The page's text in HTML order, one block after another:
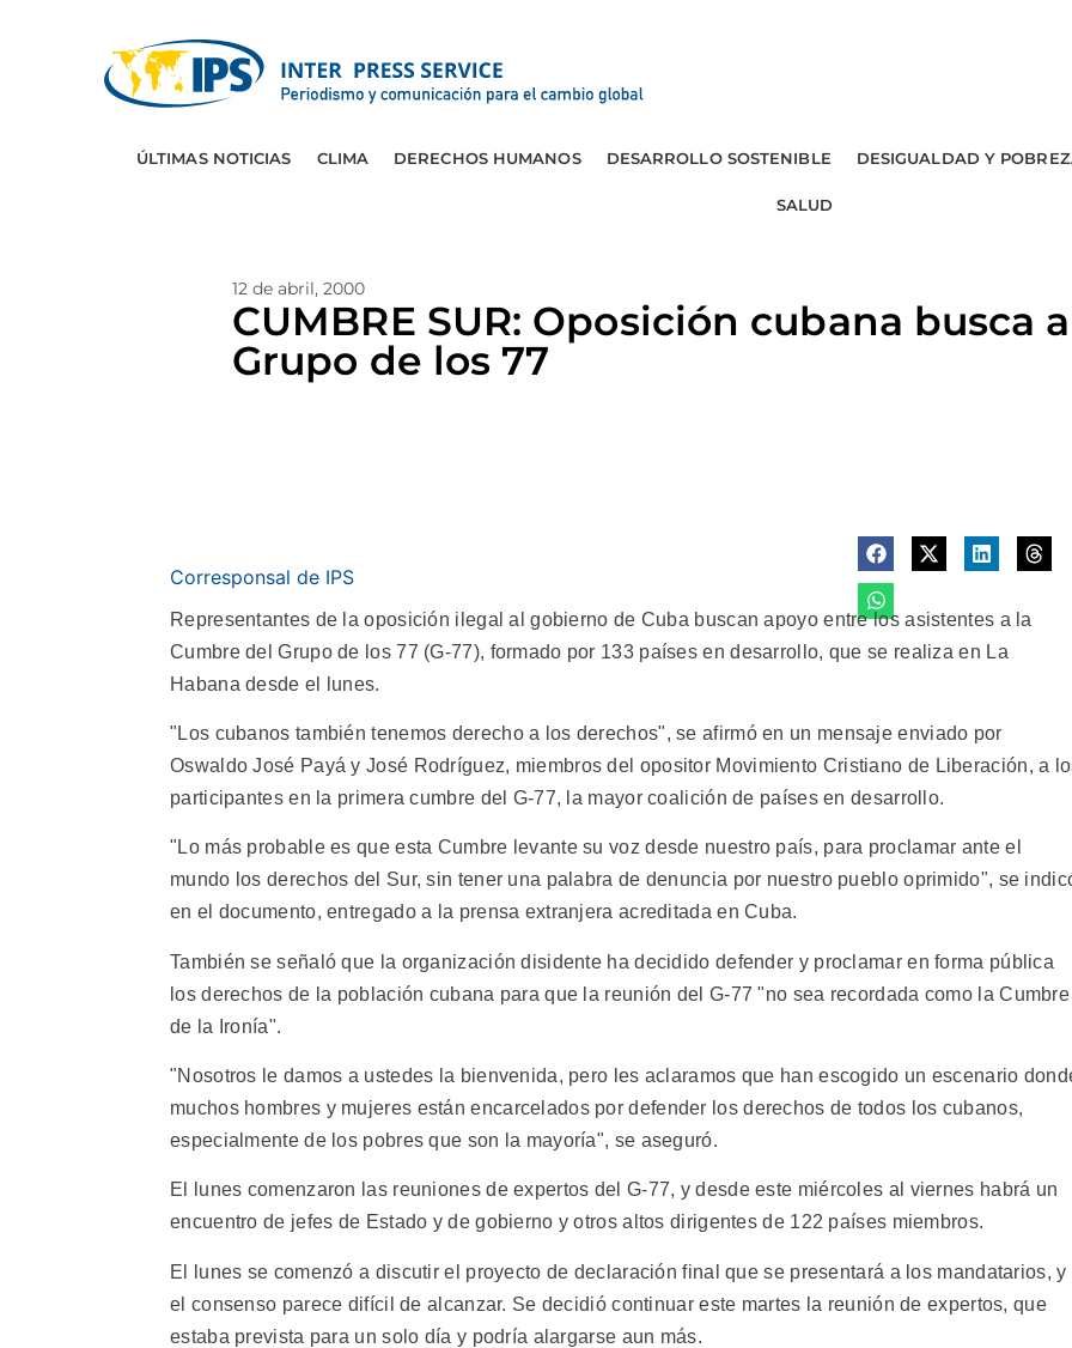
ÚLTIMAS NOTICIAS CLIMA DERECHOS HUMANOS DESARROLLO SOSTENIBLE DESIGUALDAD Y
SALUD
12 de abril, 2000
CUMBRE SUR: Oposición cubana busca
Grupo de los 77
Corresponsal de IPS
Representantes de la oposición ilegal al gobierno de Cuba buscan apoyo entre los asistentes a la
Cumbre del Grupo de los 77 (G-77), formado por 133 países en desarrollo, que se realiza en La
Habana desde el lunes.
"Los cubanos también tenemos derecho a los derechos", se afirmó en un mensaje enviado por
Oswaldo José Payá y José Rodríguez, miembros del opositor Movimiento Cristiano de Liberación, a
participantes en la primera cumbre del G-77, la mayor coalición de países en desarrollo.
"Lo más probable es que esta Cumbre levante su voz desde nuestro país, para proclamar ante el
mundo los derechos del Sur, sin tener una palabra de denuncia por nuestro pueblo oprimido", se
en el documento, entregado a la prensa extranjera acreditada en Cuba.
También se señaló que la organización disidente ha decidido defender y proclamar en forma pública
los derechos de la población cubana para que la reunión del G-77 "no sea recordada como la Cumbre
de la Ironía".
"Nosotros le damos a ustedes la bienvenida, pero les aclaramos que han escogido un escenario
muchos hombres y mujeres están encarcelados por defender los derechos de todos los cubanos,
especialmente de los pobres que son la mayoría", se aseguró.
El lunes comenzaron las reuniones de expertos del G-77, y desde este miércoles al viernes habrá un
encuentro de jefes de Estado y de gobierno y otros altos dirigentes de 122 países miembros.
El lunes se comenzó a discutir el proyecto de declaración final que se presentará a los mandatarios, y
el consenso parece difícil de alcanzar. Se decidió continuar este martes la reunión de expertos, que
estaba prevista para un solo día y podría alargarse aun más.